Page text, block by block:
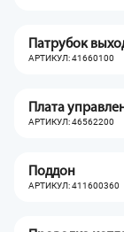
Патрубок
АРТИКУЛ: 41660100
Плата
АРТИКУЛ: 46562200
Поддон
АРТИКУЛ: 411600360